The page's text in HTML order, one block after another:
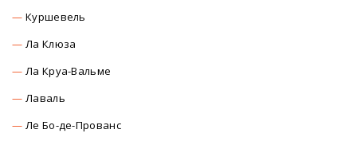
Куршевель
Ла Клюза
Ла Круа-Вальме
Лаваль
Ле Бо-де-Прованс